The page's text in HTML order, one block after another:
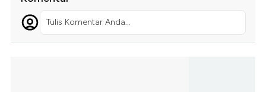
Tulis Komentar Anda...